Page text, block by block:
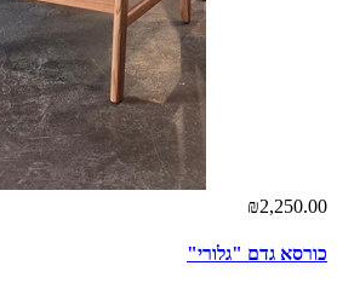
₪2,250.00
כורסא גדם "גלורי"